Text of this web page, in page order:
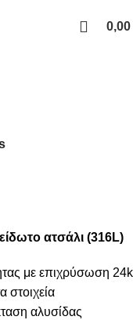
0,00
ατσάλι (316L)
με επιχρύσωση 24k
στοιχεία
αλυσίδας